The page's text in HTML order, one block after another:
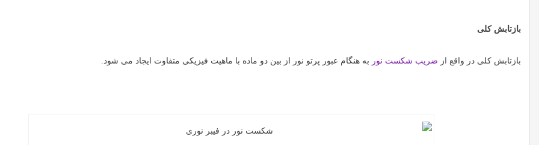
بازتابش کلی
بازتابش کلی در واقع از ضریب شکست نور به هنگام عبور پرتو نور از بین دو ماده با ماهیت فیزیکی متفاوت ایجاد می شود.